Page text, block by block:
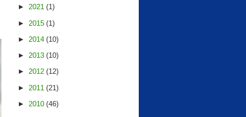
► 2021 (1)
► 2015 (1)
► 2014 (10)
► 2013 (10)
► 2012 (12)
► 2011 (21)
► 2010 (46)